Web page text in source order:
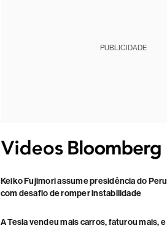
PUBLICIDADE
Keiko Fujimori assume presidência do Peru
com desafio de romper instabilidade
A Tesla vendeu mais carros, faturou mais, e